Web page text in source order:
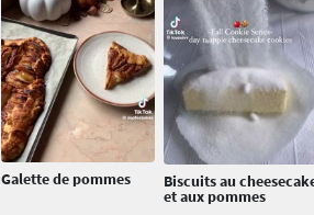
Galette de pommes Biscuits au
et aux pommes